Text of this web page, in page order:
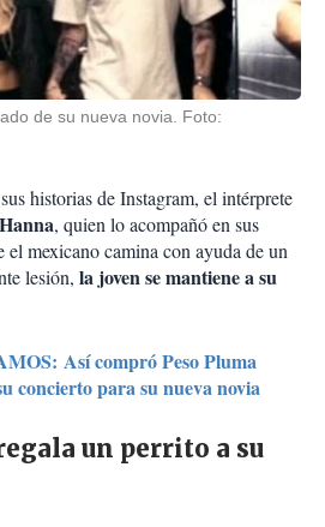
de su nueva novia. Foto:
historias de Instagram, el intérprete
Hanna, quien lo acompañó en sus
el mexicano camina con ayuda de un
lesión, la joven se mantiene a su
Así compró Peso Pluma
concierto para su nueva novia
un perrito a su